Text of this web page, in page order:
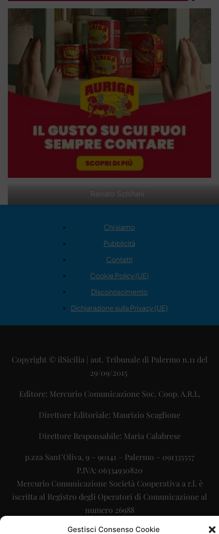
Gestisci Consenso Cookie
Renato Schifani
Chi siamo
Pubblicità
Contatti
Cookie Policy (UE)
Disconoscimento
Dichiarazione sulla Privacy (UE)
Copyright © ilSicilia | aut. Tribunale di Palermo n.11 del
29/09/2015
Editore: Mercurio Comunicazione Soc. Coop. A.R.L.
Direttore Editoriale: Maurizio Scaglione
Direttore Responsabile: Maria Calabrese
p.zza Sant’Oliva, 9 – 90141 – Palermo – 091335557
P.IVA: 06334930820
Mercurio Comunicazione Società Cooperativa a r.l. è
iscritta al Registro degli Operatori di Comunicazione al
numero 26988
Sito gestito daLa Digitale srl–info@ladigitale.it